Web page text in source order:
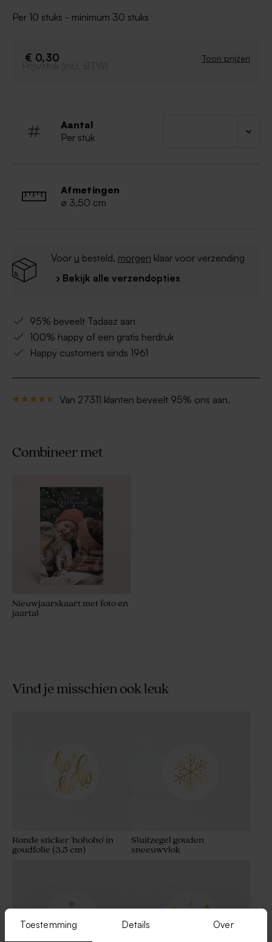
Toestemming Details Over
extra feestelijke look. Ook perfect te gebruiken om je
Per 10 stuks - minimum 30 stuks
€ 0,30 Toon prijzen
Prijs/stuk (incl. BTW)
Aantal
Per stuk
Afmetingen
ø 3,50 cm
Voor u besteld, morgen klaar voor verzending
› Bekijk alle verzendopties
95% beveelt Tadaaz aan
100% happy of een gratis herdruk
Happy customers sinds 1961
Van 27311 klanten beveelt 95% ons aan.
Combineer met
Nieuwjaarskaart met foto en
jaartal
Vind je misschien ook leuk
Ronde sticker 'hohoho' in
goudfolie (3,5 cm)
Sluitzegel gouden
sneeuwvlok